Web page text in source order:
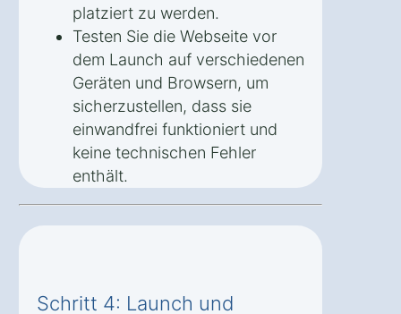
platziert zu werden.
Testen Sie die Webseite vor
dem Launch auf verschiedenen
Geräten und Browsern, um
sicherzustellen, dass sie
einwandfrei funktioniert und
keine technischen Fehler
enthält.
Schritt 4: Launch und